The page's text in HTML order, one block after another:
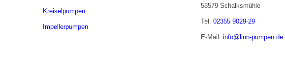
Kreiselpumpen
Impellerpumpen
58579 Schalksmühle
Tel.02355 9029-29
E-Mail:info@linn-pumpen.de